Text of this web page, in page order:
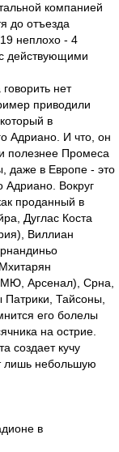
компанией
до отъезда
неплохо - 4
действующими
нет
приводили
в
Адриано. И что, он
полезнее Промеса
даже в Европе - это
Адриано. Вокруг
проданный в
Дуглас Коста
Виллиан
МЮ, Арсенал), Срна,
Патрики, Тайсоны,
его болелы
на острие.
создает кучу
лишь небольшую
в